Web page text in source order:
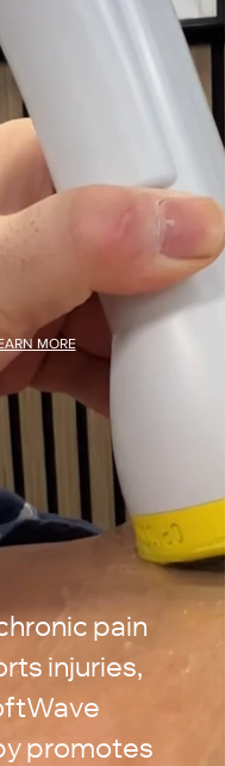
MORE
pain
injuries,
promotes